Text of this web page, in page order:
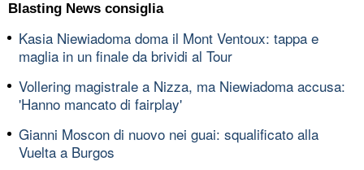
Blasting News consiglia
Kasia Niewiadoma doma il Mont Ventoux: tappa e
maglia in un finale da brividi al Tour
Vollering magistrale a Nizza, ma Niewiadoma accusa:
'Hanno mancato di fairplay'
Gianni Moscon di nuovo nei guai: squalificato alla
Vuelta a Burgos